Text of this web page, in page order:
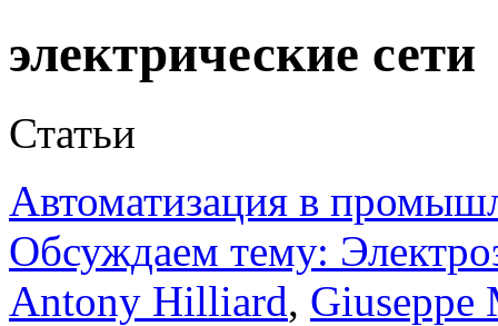
электрические сети
Статьи
Автоматизация в
Обсуждаем тему:
Antony Hilliard,